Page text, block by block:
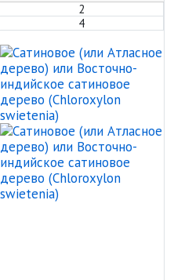
2
4
Сатиновое (или Атласное
Сатиновое (или Атласное